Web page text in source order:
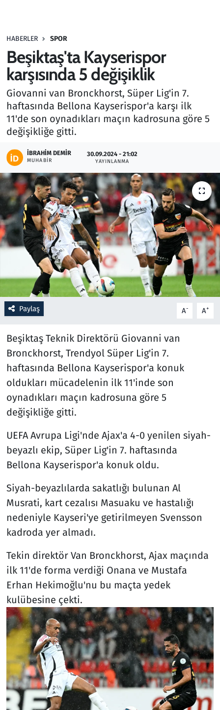
HABERLER SPOR
Beşiktaş'ta Kayserispor
karşısında 5 değişiklik
Giovanni van Bronckhorst, Süper Lig'in 7.
haftasında Bellona Kayserispor'a karşı ilk
11'de son oynadıkları maçın kadrosuna göre 5
değişikliğe gitti.
İBRAHIM DEMIR
MUHABIR
30.09.2024 - 21:02
YAYINLANMA
Paylaş A- A+
Beşiktaş Teknik Direktörü Giovanni van
Bronckhorst, Trendyol Süper Lig'in 7.
haftasında Bellona Kayserispor'a konuk
oldukları mücadelenin ilk 11'inde son
oynadıkları maçın kadrosuna göre 5
değişikliğe gitti.
UEFA Avrupa Ligi'nde Ajax'a 4-0 yenilen siyah-
beyazlı ekip, Süper Lig'in 7. haftasında
Bellona Kayserispor'a konuk oldu.
Siyah-beyazlılarda sakatlığı bulunan Al
Musrati, kart cezalısı Masuaku ve hastalığı
nedeniyle Kayseri'ye getirilmeyen Svensson
kadroda yer almadı.
Tekin direktör Van Bronckhorst, Ajax maçında
ilk 11'de forma verdiği Onana ve Mustafa
Erhan Hekimoğlu'nu bu maçta yedek
kulübesine çekti.
Haber
Kültür Sanat
Kurumsal Haberler
Lezzet Durağı
Oyun
Ramazan
Resmi İlanlar
Rüya Tabirleri
Sağlık
Savunma Sanayi
Seçim 2023
Spor
Teknoloji ve Bilim
Televizyon